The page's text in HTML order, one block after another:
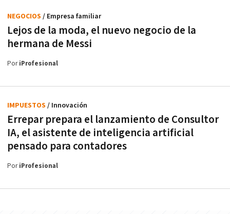
Lejos de la moda, el nuevo negocio de la
hermana de Messi
NEGOCIOS / Empresa familiar
PoriProfesional
Errepar prepara el lanzamiento de Consultor
IA, el asistente de inteligencia artificial
pensado para contadores
IMPUESTOS / Innovación
PoriProfesional